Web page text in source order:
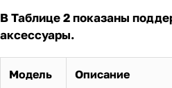
В Таблице 2 показаны
аксессуары.
Модель Описание